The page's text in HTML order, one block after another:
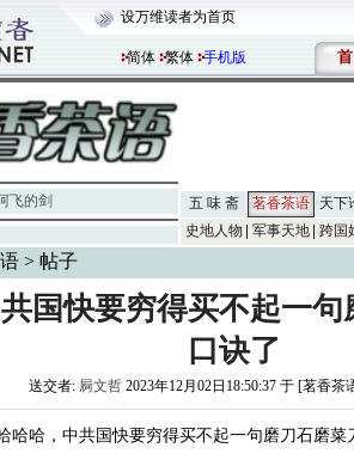
设万维读者为首页
简体 繁体 手机版 首
飞的剑 五 味 斋 茗香茶语
天下
史地人物
军事天地 跨国
> 帖子
国快要穷得买不起一
口诀了
送交者: 屙文哲2023年12月02日18:50:37 于 [茗香茶
哈哈，中共国快要穷得买不起一句磨刀石磨菜